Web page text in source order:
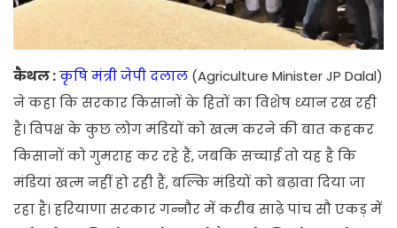
कैथल :कृषि मंत्री जेपी दलाल (Agriculture Minister JP Dalal)
ने कहा कि सरकार किसानों के हितों का विशेष ध्यान रख रही
है। विपक्ष के कुछ लोग मंडियों को खत्म करने की बात कहकर
किसानों को गुमराह कर रहे हैं, जबकि सच्चाई तो यह है कि
मंडियां खत्म नहीं हो रही हैं, बल्कि मंडियों को बढ़ावा दिया जा
रहा है। हरियाणा सरकार गन्नौर में करीब साढ़े पांच सौ एकड़ में